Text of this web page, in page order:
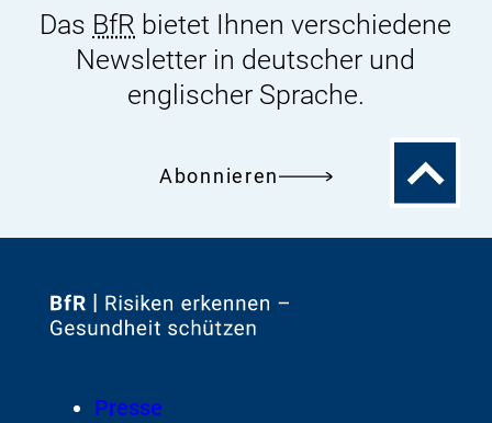
Das BfR bietet Ihnen verschiedene
Newsletter in deutscher und
englischer Sprache.
Abonnieren
Zum
Zur
FooterPresse